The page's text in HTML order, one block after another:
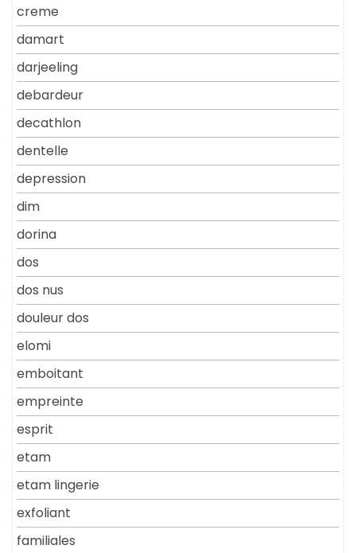
creme
damart
darjeeling
debardeur
decathlon
dentelle
depression
dim
dorina
dos
dos nus
douleur dos
elomi
emboitant
empreinte
esprit
etam
etam lingerie
exfoliant
familiales